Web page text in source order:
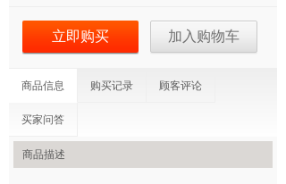
立即购买 加入购物车
商品信息 购买记录 顾客评论
买家问答
商品描述